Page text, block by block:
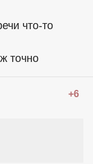
что-то
точно
+6